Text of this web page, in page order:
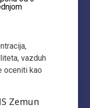
vazduh
oceniti kao
Zemun